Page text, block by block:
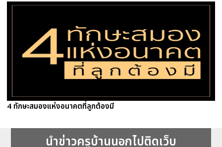
4 ทักษะสมองแห่งอนาคตที่ลูกต้องมี
นำข่าวครูบ้านนอกไปติดเว็บ